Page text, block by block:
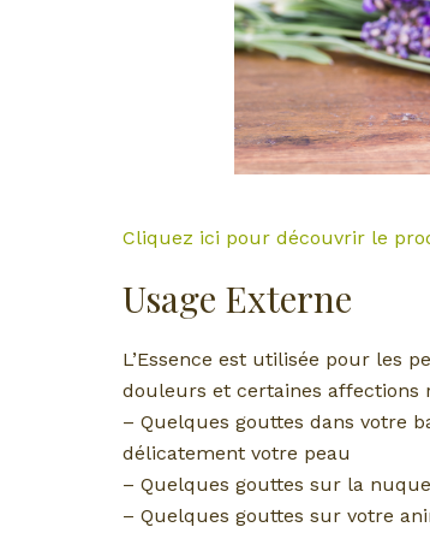
Cliquez ici pour découvrir le
Usage Externe
L’Essence est utilisée pour les
douleurs et certaines affections
– Quelques gouttes dans votre
délicatement votre peau
– Quelques gouttes sur la
– Quelques gouttes sur votre